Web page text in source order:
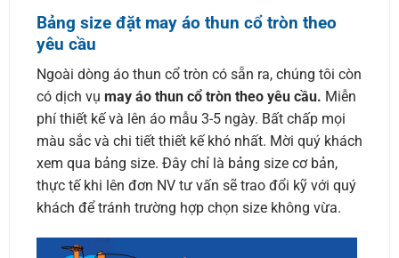
Bảng size đặt may áo thun cổ tròn theo
yêu cầu
Ngoài dòng áo thun cổ tròn có sẵn ra, chúng tôi còn
có dịch vụ may áo thun cổ tròn theo yêu cầu. Miễn
phí thiết kế và lên áo mẫu 3-5 ngày. Bất chấp mọi
màu sắc và chi tiết thiết kế khó nhất. Mời quý khách
xem qua bảng size. Đây chỉ là bảng size cơ bản,
thực tế khi lên đơn NV tư vấn sẽ trao đổi kỹ với quý
khách để tránh trường hợp chọn size không vừa.